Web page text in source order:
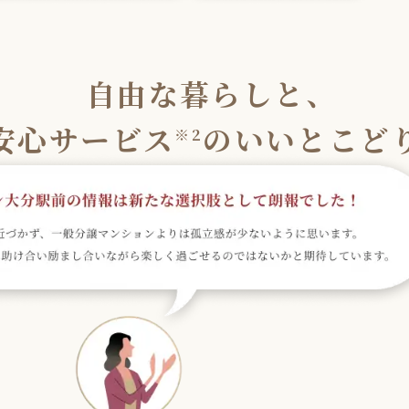
自由な暮らしと、
心サービス ※2 のいいとこど